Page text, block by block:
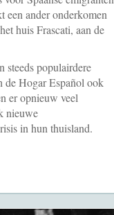
een ander onderkomen
huis Frascati, aan de
steeds populairdere
de Hogar Español ook
er opnieuw veel
nieuwe
in hun thuisland.